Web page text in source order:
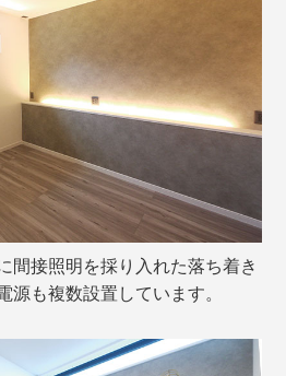
接照明を採り入れた落ち着き
も複数設置しています。